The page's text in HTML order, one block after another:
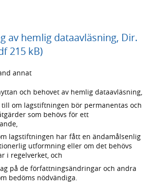
av hemlig dataavläsning, Dir.
215 kB)
annat
och behovet av hemlig dataavläsning,
om lagstiftningen bör permanentas och
som behövs för ett
lagstiftningen har fått en ändamålsenlig
utformning eller om det behövs
i regelverket, och
på de författningsändringar och andra
bedöms nödvändiga.